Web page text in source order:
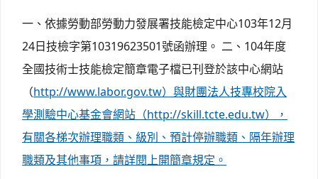
一、依據勞動部勞動力發展署技能檢定中心103年12月
24日技檢字第10319623501號函辦理。 二、104年度
全國技術士技能檢定簡章電子檔已刊登於該中心網站
（http://www.labor.gov.tw）與財團法人技專校院入
學測驗中心基金會網站（http://skill.tcte.edu.tw），
有關各梯次辦理職類、級別、預計停辦職類、隔年辦理
職類及其他事項，請詳閱上開簡章規定。